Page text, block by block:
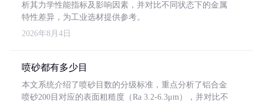
析其力学性能指标及影响因素，并对比不同状态下的金属
特性差异，为工业选材提供参考。
2026年8月4日
喷砂都有多少目
本文系统介绍了喷砂目数的分级标准，重点分析了铝合金
喷砂200目对应的表面粗糙度（Ra 3.2-6.3μm），并对比不